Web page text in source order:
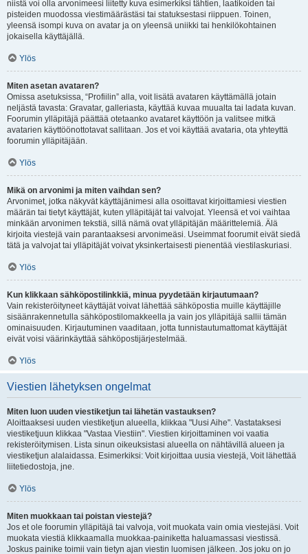
niistä voi olla arvonimeesi liitetty kuva esimerkiksi tähtien, laatikoiden tai
pisteiden muodossa viestimäärästäsi tai statuksestasi riippuen. Toinen,
yleensä isompi kuva on avatar ja on yleensä uniikki tai henkilökohtainen
jokaisella käyttäjällä.
Ylös
Miten asetan avataren?
Omissa asetuksissa, “Profiilin” alla, voit lisätä avataren käyttämällä jotain
neljästä tavasta: Gravatar, galleriasta, käyttää kuvaa muualta tai ladata kuvan.
Foorumin ylläpitäjä päättää otetaanko avataret käyttöön ja valitsee mitkä
avatarien käyttöönottotavat sallitaan. Jos et voi käyttää avataria, ota yhteyttä
foorumin ylläpitäjään.
Ylös
Mikä on arvonimi ja miten vaihdan sen?
Arvonimet, jotka näkyvät käyttäjänimesi alla osoittavat kirjoittamiesi viestien
määrän tai tietyt käyttäjät, kuten ylläpitäjät tai valvojat. Yleensä et voi vaihtaa
minkään arvonimen tekstiä, sillä nämä ovat ylläpitäjän määrittelemiä. Älä
kirjoita viestejä vain parantaaksesi arvonimeäsi. Useimmat foorumit eivät siedä
tätä ja valvojat tai ylläpitäjät voivat yksinkertaisesti pienentää viestilaskuriasi.
Ylös
Kun klikkaan sähköpostilinkkiä, minua pyydetään kirjautumaan?
Vain rekisteröityneet käyttäjät voivat lähettää sähköpostia muille käyttäjille
sisäänrakennetulla sähköpostilomakkeella ja vain jos ylläpitäjä sallii tämän
ominaisuuden. Kirjautuminen vaaditaan, jotta tunnistautumattomat käyttäjät
eivät voisi väärinkäyttää sähköpostijärjestelmää.
Ylös
Viestien lähetyksen ongelmat
Miten luon uuden viestiketjun tai lähetän vastauksen?
Aloittaaksesi uuden viestiketjun alueella, klikkaa "Uusi Aihe". Vastataksesi
viestiketjuun klikkaa "Vastaa Viestiin". Viestien kirjoittaminen voi vaatia
rekisteröitymisen. Lista sinun oikeuksistasi alueella on nähtävillä alueen ja
viestiketjun alalaidassa. Esimerkiksi: Voit kirjoittaa uusia viestejä, Voit lähettää
liitetiedostoja, jne.
Ylös
Miten muokkaan tai poistan viestejä?
Jos et ole foorumin ylläpitäjä tai valvoja, voit muokata vain omia viestejäsi. Voit
muokata viestiä klikkaamalla muokkaa-painiketta haluamassasi viestissä.
Joskus painike toimii vain tietyn ajan viestin luomisen jälkeen. Jos joku on jo